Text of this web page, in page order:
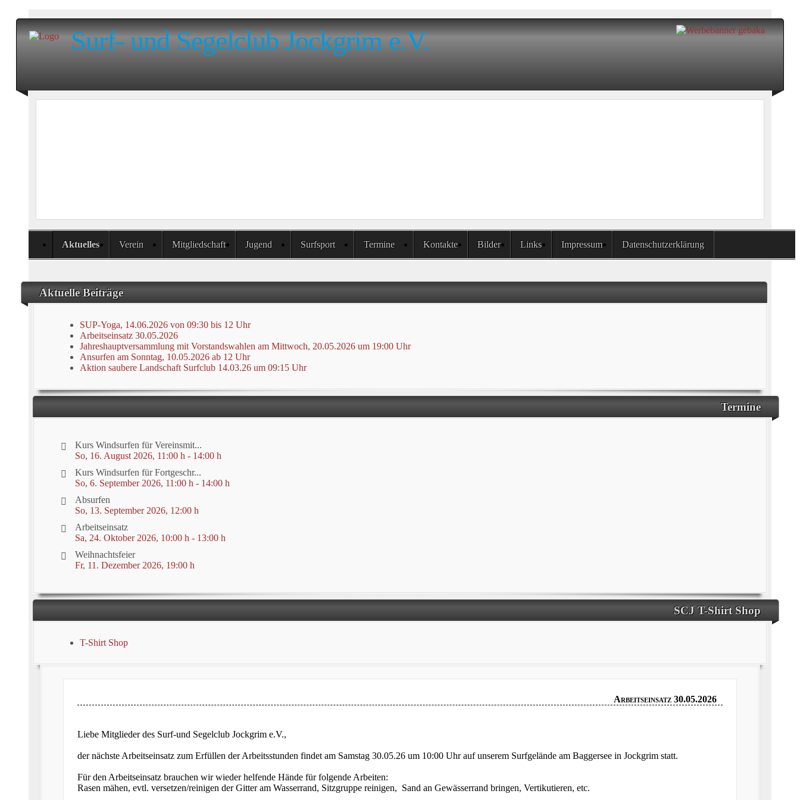
Surf- und Segelclub Jockgrim e.V.
Aktuelles Verein Mitgliedschaft Jugend Surfsport Termine Kontakte Bilder Links Impressum Datenschutzerklärung
Aktuelle Beiträge
SUP-Yoga, 14.06.2026 von 09:30 bis 12 Uhr
Arbeitseinsatz 30.05.2026
Jahreshauptversammlung mit Vorstandswahlen am Mittwoch, 20.05.2026 um 19:00 Uhr
Ansurfen am Sonntag, 10.05.2026 ab 12 Uhr
Aktion saubere Landschaft Surfclub 14.03.26 um 09:15 Uhr
Termine
Kurs Windsurfen für Vereinsmit...
So, 16. August 2026, 11:00 h - 14:00 h
Kurs Windsurfen für Fortgeschr...
So, 6. September 2026, 11:00 h - 14:00 h
Absurfen
So, 13. September 2026, 12:00 h
Arbeitseinsatz
Sa, 24. Oktober 2026, 10:00 h - 13:00 h
Weihnachtsfeier
Fr, 11. Dezember 2026, 19:00 h
SCJ T-Shirt Shop
T-Shirt Shop
Arbeitseinsatz 30.05.2026
Liebe Mitglieder des Surf-und Segelclub Jockgrim e.V.,
der nächste Arbeitseinsatz zum Erfüllen der Arbeitsstunden findet am Samstag 30.05.26 um 10:00 Uhr auf unserem Surfgelände am Baggersee in Jockgrim statt.
Für den Arbeitseinsatz brauchen wir wieder helfende Hände für folgende Arbeiten:
Rasen mähen, evtl. versetzen/reinigen der Gitter am Wasserrand, Sitzgruppe reinigen, Sand an Gewässerrand bringen, Vertikutieren, etc.